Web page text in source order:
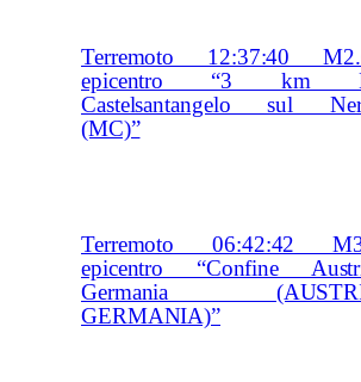
Terremoto 12:37:40
epicentro “3 km
Castelsantangelo sul
(MC)”
Terremoto 06:42:42
epicentro “Confine
Germania
GERMANIA)”